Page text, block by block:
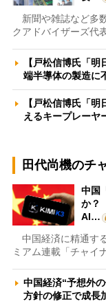
新聞や雑誌など多
クアドバイザーズ代
【戸松信博氏「
端半導体の製造に
【戸松信博氏「
えるキープレー
田代尚機のチ
中国
か？
AI…
中国経済に精通す
ミアム連載「チャイ
中国経済“予想外
方針の修正で成長